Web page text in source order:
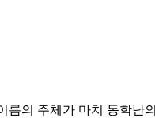
름의 주체가 마치 동학난의